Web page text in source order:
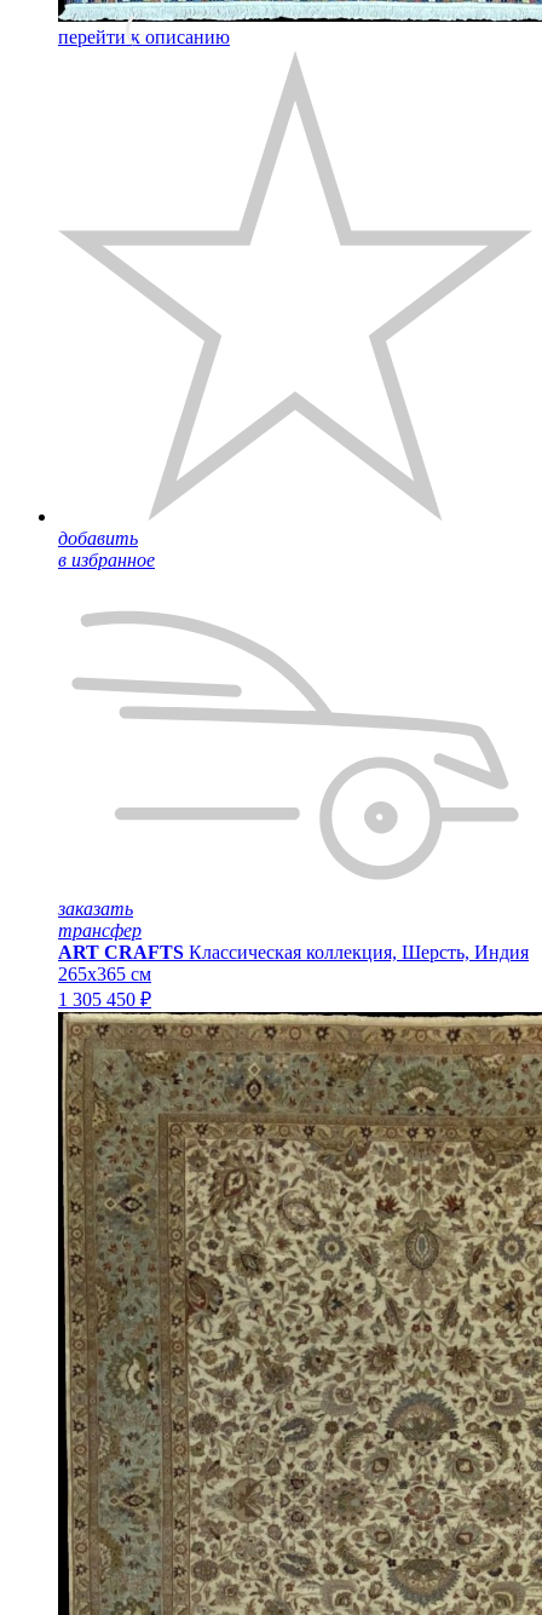
перейти к описанию
добавить
в избранное
заказать
трансфер
ART CRAFTS Классическая коллекция, Шерсть, Индия
265x365 см
1 305 450 ₽